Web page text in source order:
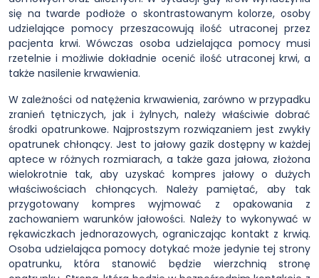
się na twarde podłoże o skontrastowanym kolorze, osoby
udzielające pomocy przeszacowują ilość utraconej przez
pacjenta krwi. Wówczas osoba udzielająca pomocy musi
rzetelnie i możliwie dokładnie ocenić ilość utraconej krwi, a
także nasilenie krwawienia.
W zależności od natężenia krwawienia, zarówno w przypadku
zranień tętniczych, jak i żylnych, należy właściwie dobrać
środki opatrunkowe. Najprostszym rozwiązaniem jest zwykły
opatrunek chłonący. Jest to jałowy gazik dostępny w każdej
aptece w różnych rozmiarach, a także gaza jałowa, złożona
wielokrotnie tak, aby uzyskać kompres jałowy o dużych
właściwościach chłonących. Należy pamiętać, aby tak
przygotowany kompres wyjmować z opakowania z
zachowaniem warunków jałowości. Należy to wykonywać w
rękawiczkach jednorazowych, ograniczając kontakt z krwią.
Osoba udzielająca pomocy dotykać może jedynie tej strony
opatrunku, która stanowić będzie wierzchnią stronę